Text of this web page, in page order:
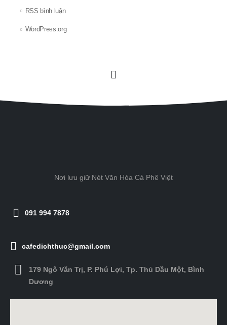
RSS bình luận
WordPress.org
Nơi lưu giữ Nét Văn Hóa Cà Phê Việt
091 994 7878
cafedichthuc@gmail.com
179 Ngô Văn Trị, P. Phú Lợi, Tp. Thủ Dầu Một, Bình
Dương